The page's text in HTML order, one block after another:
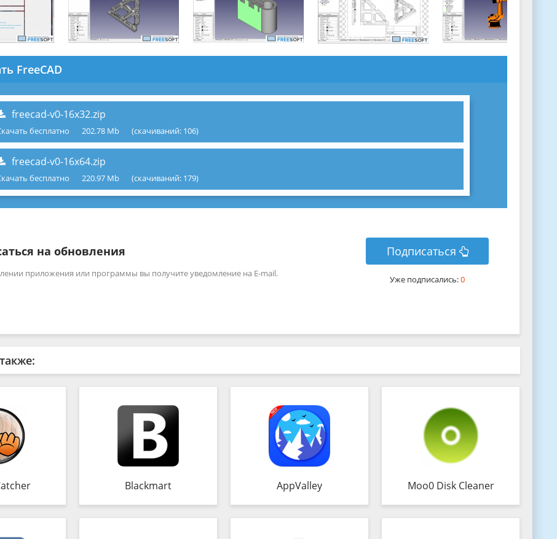
FreeCAD
freecad-v0-16x32.zip
бесплатно 202.78 Mb (cкачиваний: 106)
freecad-v0-16x64.zip
бесплатно 220.97 Mb (cкачиваний: 179)
на обновления
приложения или программы вы получите уведомление на E-mail.
Подписаться
Уже подписались:0
Blackmart AppValley Moo0 Disk Cleaner